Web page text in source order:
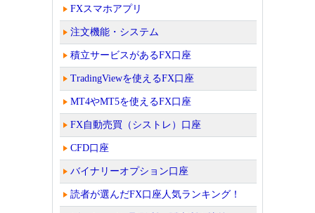
FXスマホアプリ
注文機能・システム
積立サービスがあるFX口座
TradingViewを使えるFX口座
MT4やMT5を使えるFX口座
FX自動売買（シストレ）口座
CFD口座
バイナリーオプション口座
読者が選んだFX口座人気ランキング！